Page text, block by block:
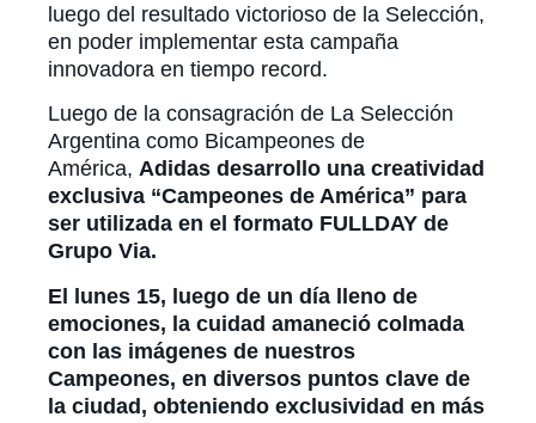
luego del resultado victorioso de la Selección,
en poder implementar esta campaña
innovadora en tiempo record.
Luego de la consagración de La Selección
Argentina como Bicampeones de
América, Adidas desarrollo una creatividad
exclusiva “Campeones de América” para
ser utilizada en el formato FULLDAY de
Grupo Via.
El lunes 15, luego de un día lleno de
emociones, la cuidad amaneció colmada
con las imágenes de nuestros
Campeones, en diversos puntos clave de
la ciudad, obteniendo exclusividad en más